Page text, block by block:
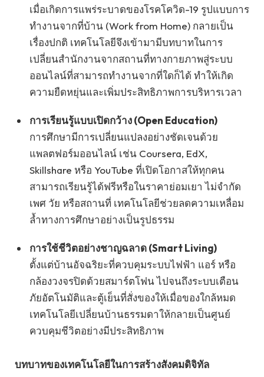
เมื่อเกิดการแพร่ระบาดของโรคโควิด-19 รูปแบบการ
ทำงานจากที่บ้าน (Work from Home) กลายเป็น
เรื่องปกติ เทคโนโลยีจึงเข้ามามีบทบาทในการ
เปลี่ยนสำนักงานจากสถานที่ทางกายภาพสู่ระบบ
ออนไลน์ที่สามารถทำงานจากที่ใดก็ได้ ทำให้เกิด
ความยืดหยุ่นและเพิ่มประสิทธิภาพการบริหารเวลา
การเรียนรู้แบบเปิดกว้าง (Open Education)
การศึกษามีการเปลี่ยนแปลงอย่างชัดเจนด้วย
แพลตฟอร์มออนไลน์ เช่น Coursera, EdX,
Skillshare หรือ YouTube ที่เปิดโอกาสให้ทุกคน
สามารถเรียนรู้ได้ฟรีหรือในราคาย่อมเยา ไม่จำกัด
เพศ วัย หรือสถานที่ เทคโนโลยีช่วยลดความเหลื่อม
ล้ำทางการศึกษาอย่างเป็นรูปธรรม
การใช้ชีวิตอย่างชาญฉลาด (Smart Living)
ตั้งแต่บ้านอัจฉริยะที่ควบคุมระบบไฟฟ้า แอร์ หรือ
กล้องวงจรปิดด้วยสมาร์ตโฟน ไปจนถึงระบบเตือน
ภัยอัตโนมัติและตู้เย็นที่สั่งของให้เมื่อของใกล้หมด
เทคโนโลยีเปลี่ยนบ้านธรรมดาให้กลายเป็นศูนย์
ควบคุมชีวิตอย่างมีประสิทธิภาพ
บทบาทของเทคโนโลยีในการสร้างสังคมดิจิทัล